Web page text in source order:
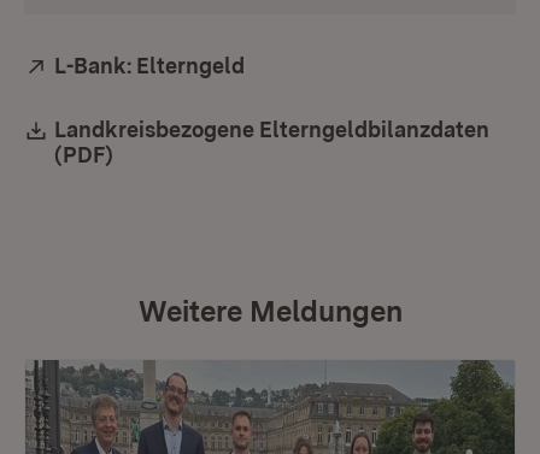
Extern:
L-Bank: Elterngeld
Download:
Landkreisbezogene Elterngeldbilanzdaten
(PDF)
Weitere Meldungen